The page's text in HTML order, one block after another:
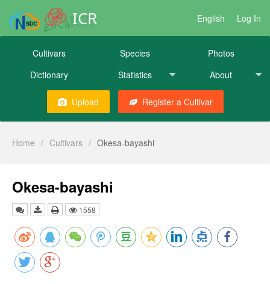
ICR English Log In
Cultivars Species
Photos
Dictionary
Statistics About
Upload Register a Cultivar
Home / Cultivars / Okesa-bayashi
Okesa-bayashi
1558